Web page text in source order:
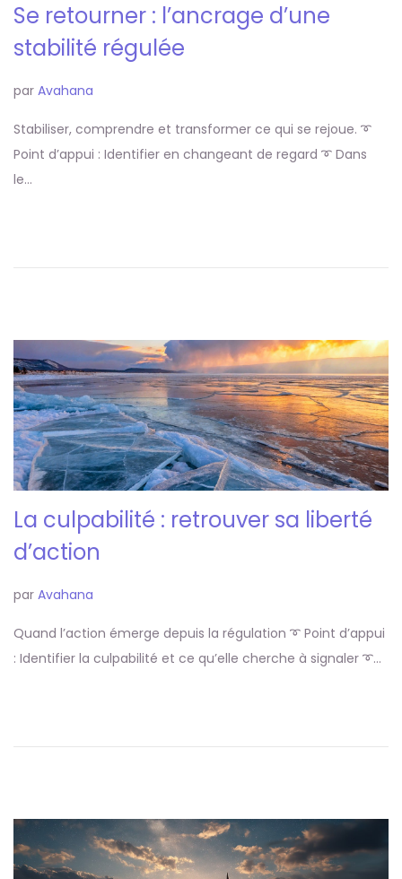
Se retourner : l’ancrage d’une
stabilité régulée
par Avahana
Stabiliser, comprendre et transformer ce qui se rejoue. ➰
Point d’appui : Identifier en changeant de regard ➰ Dans
le…
La culpabilité : retrouver sa liberté
d’action
par Avahana
Quand l’action émerge depuis la régulation ➰ Point d’appui
: Identifier la culpabilité et ce qu’elle cherche à signaler ➰…